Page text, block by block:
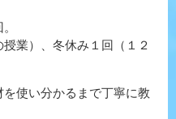
業）、冬休み１回（１２
使い分かるまで丁寧に教